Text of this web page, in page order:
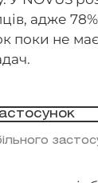
адже
поки не